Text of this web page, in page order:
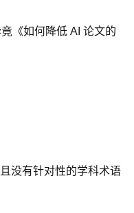
《如何降低 AI 论文的
没有针对性的学科术语